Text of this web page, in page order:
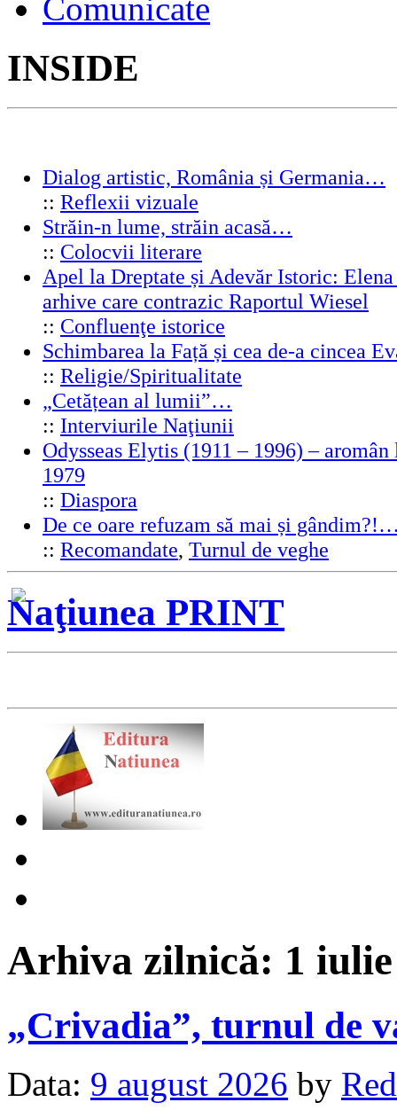
Comunicate
INSIDE
Dialog artistic, România și Germania…
:: Reflexii vizuale
Străin-n lume, străin acasă…
:: Colocvii literare
Apel la Dreptate și Adevăr Istoric:
arhive care contrazic Raportul Wiesel
:: Confluenţe istorice
Schimbarea la Față și cea de-a cincea
:: Religie/Spiritualitate
„Cetățean al lumii”…
:: Interviurile Naţiunii
Odysseas Elytis (1911 – 1996) –
1979
:: Diaspora
De ce oare refuzam să mai și
:: Recomandate, Turnul de veghe
Naţiunea PRINT
Arhiva zilnică: 1
„Crivadia”, turnul de
Data: 9 august 2026 by